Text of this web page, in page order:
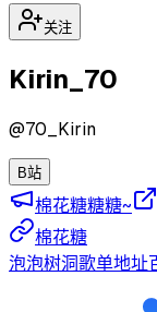
关注
Kirin_70
@70_Kirin
B站
棉花糖糖糖~
棉花糖
泡泡树洞歌单地址